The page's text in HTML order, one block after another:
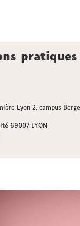
pratiques
Lyon 2, campus
69007 LYON